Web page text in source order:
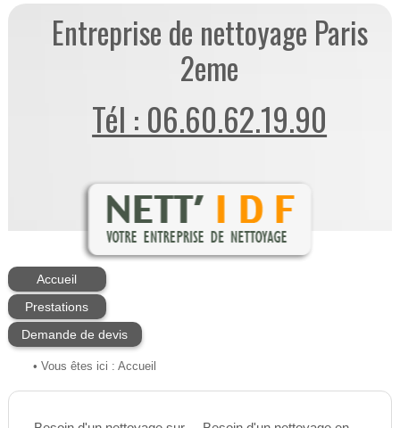
Entreprise de nettoyage Paris
2eme
Tél : 06.60.62.19.90
Accueil
Prestations
Demande de devis
• Vous êtes ici : Accueil